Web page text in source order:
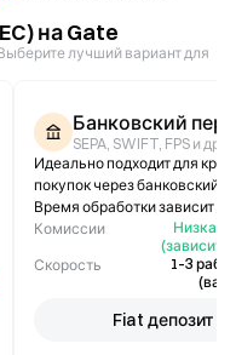
на Gate
лучший вариант для
Банковский
SEPA, SWIFT, FPS и др.
Идеально подходит для
покупок через банковский
Время обработки зависит от
Комиссии
Низкая /
(зависит
Скорость
1–3
Fiat депозит